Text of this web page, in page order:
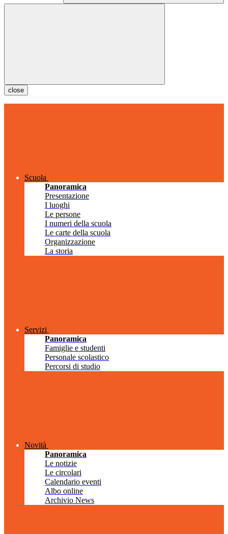
close
Scuola
Panoramica
Presentazione
I luoghi
Le persone
I numeri della scuola
Le carte della scuola
Organizzazione
La storia
Servizi
Panoramica
Famiglie e studenti
Personale scolastico
Percorsi di studio
Novità
Panoramica
Le notizie
Le circolari
Calendario eventi
Albo online
Archivio News